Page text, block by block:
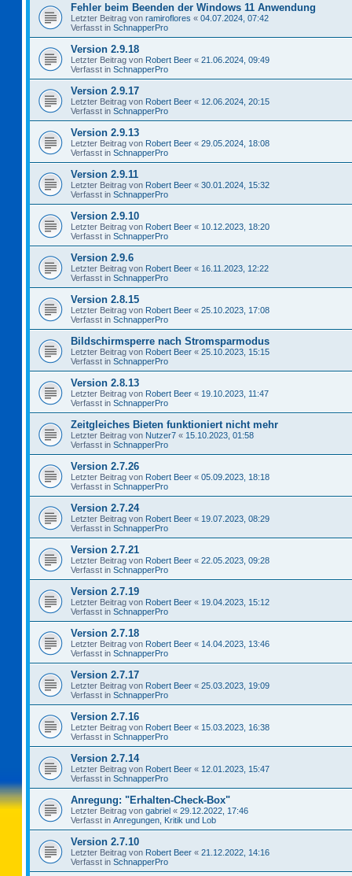
Fehler beim Beenden der Windows 11 Anwendung
Letzter Beitrag von ramiroflores « 04.07.2024, 07:42
Verfasst in SchnapperPro
Version 2.9.18
Letzter Beitrag von Robert Beer « 21.06.2024, 09:49
Verfasst in SchnapperPro
Version 2.9.17
Letzter Beitrag von Robert Beer « 12.06.2024, 20:15
Verfasst in SchnapperPro
Version 2.9.13
Letzter Beitrag von Robert Beer « 29.05.2024, 18:08
Verfasst in SchnapperPro
Version 2.9.11
Letzter Beitrag von Robert Beer « 30.01.2024, 15:32
Verfasst in SchnapperPro
Version 2.9.10
Letzter Beitrag von Robert Beer « 10.12.2023, 18:20
Verfasst in SchnapperPro
Version 2.9.6
Letzter Beitrag von Robert Beer « 16.11.2023, 12:22
Verfasst in SchnapperPro
Version 2.8.15
Letzter Beitrag von Robert Beer « 25.10.2023, 17:08
Verfasst in SchnapperPro
Bildschirmsperre nach Stromsparmodus
Letzter Beitrag von Robert Beer « 25.10.2023, 15:15
Verfasst in SchnapperPro
Version 2.8.13
Letzter Beitrag von Robert Beer « 19.10.2023, 11:47
Verfasst in SchnapperPro
Zeitgleiches Bieten funktioniert nicht mehr
Letzter Beitrag von Nutzer7 « 15.10.2023, 01:58
Verfasst in SchnapperPro
Version 2.7.26
Letzter Beitrag von Robert Beer « 05.09.2023, 18:18
Verfasst in SchnapperPro
Version 2.7.24
Letzter Beitrag von Robert Beer « 19.07.2023, 08:29
Verfasst in SchnapperPro
Version 2.7.21
Letzter Beitrag von Robert Beer « 22.05.2023, 09:28
Verfasst in SchnapperPro
Version 2.7.19
Letzter Beitrag von Robert Beer « 19.04.2023, 15:12
Verfasst in SchnapperPro
Version 2.7.18
Letzter Beitrag von Robert Beer « 14.04.2023, 13:46
Verfasst in SchnapperPro
Version 2.7.17
Letzter Beitrag von Robert Beer « 25.03.2023, 19:09
Verfasst in SchnapperPro
Version 2.7.16
Letzter Beitrag von Robert Beer « 15.03.2023, 16:38
Verfasst in SchnapperPro
Version 2.7.14
Letzter Beitrag von Robert Beer « 12.01.2023, 15:47
Verfasst in SchnapperPro
Anregung: "Erhalten-Check-Box"
Letzter Beitrag von gabriel « 29.12.2022, 17:46
Verfasst in Anregungen, Kritik und Lob
Version 2.7.10
Letzter Beitrag von Robert Beer « 21.12.2022, 14:16
Verfasst in SchnapperPro